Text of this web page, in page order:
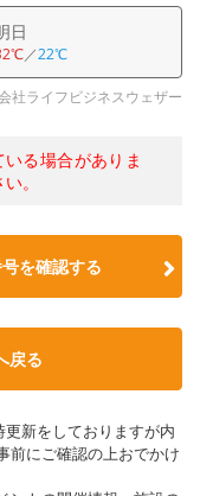
日
／22℃
社ライフビジネスウェザー
る場合がありま
。
を確認する
戻る
新をしておりますが内
前にご確認の上おでかけ